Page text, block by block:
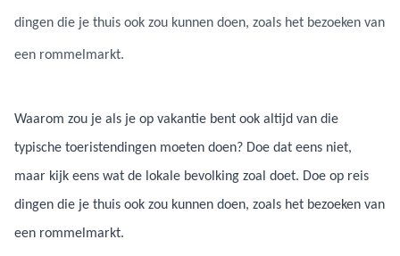
dingen die je thuis ook zou kunnen doen, zoals het bezoeken van
een rommelmarkt.
Waarom zou je als je op vakantie bent ook altijd van die
typische toeristendingen moeten doen? Doe dat eens niet,
maar kijk eens wat de lokale bevolking zoal doet. Doe op reis
dingen die je thuis ook zou kunnen doen, zoals het bezoeken van
een rommelmarkt.